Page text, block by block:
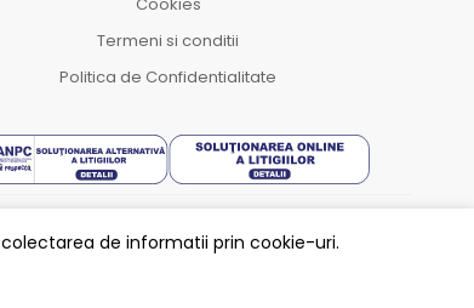
Cookies
Termeni si conditii
Politica de Confidentialitate
de informatii prin cookie-uri.